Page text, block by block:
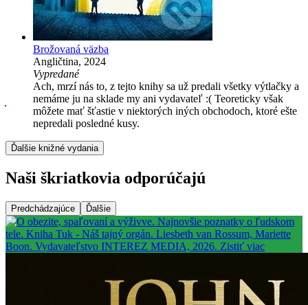
Brožovaná väzba
Angličtina, 2024
Vypredané
Ach, mrzí nás to, z tejto knihy sa už predali všetky výtlačky a
nemáme ju na sklade my ani vydavateľ :( Teoreticky však
môžete mať šťastie v niektorých iných obchodoch, ktoré ešte
nepredali posledné kusy.
Ďalšie knižné vydania
Naši škriatkovia odporúčajú
Predchádzajúce Ďalšie